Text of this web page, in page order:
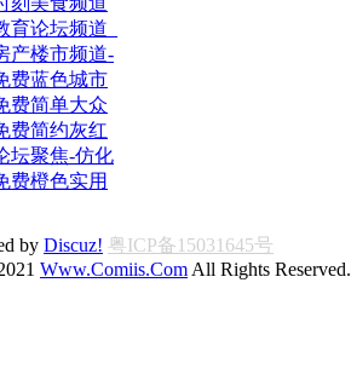
育论坛频道_
产楼市频道-
费蓝色城市
费简单大众
费简约灰红
坛聚焦-仿化
费橙色实用
by Discuz! 粤ICP备15031645号
Www.Comiis.Com All Rights Reserved.